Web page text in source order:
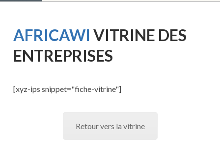
MENU
AFRICAWI VITRINE DES
ENTREPRISES
[xyz-ips snippet="fiche-vitrine"]
Retour vers la vitrine